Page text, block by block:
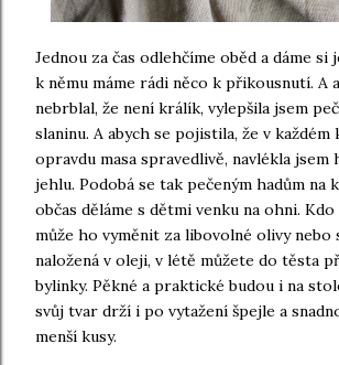
Jednou za čas odlehčíme oběd a dáme si
k němu máme rádi něco k přikousnutí. A
nebrblal, že není králík, vylepšila jsem
slaninu. A abych se pojistila, že v každém
opravdu masa spravedlivě, navlékla jsem
jehlu. Podobá se tak pečeným hadům na
občas děláme s dětmi venku na ohni. Kdo
může ho vyměnit za libovolné olivy nebo
naložená v oleji, v létě můžete do těsta
bylinky. Pěkné a praktické budou i na
svůj tvar drží i po vytažení špejle a
menší kusy.